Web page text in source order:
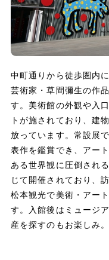
中町通りから徒歩圏内
芸術家・草間彌生の作
す。美術館の外観や入
トが施されており、建
放っています。常設展
表作を鑑賞でき、アー
ある世界観に圧倒され
じて開催されており、
松本観光で美術・アー
す。入館後はミュージ
産を探すのもお楽しみ。